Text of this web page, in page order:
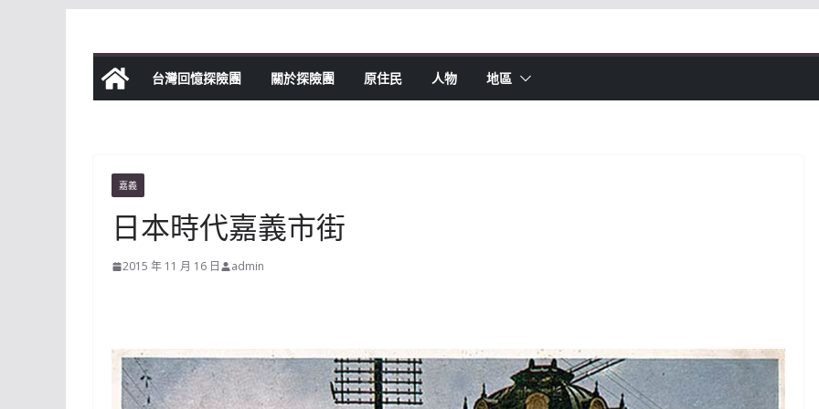
content
台灣回憶探險團 關於探險團 原住民 人物 地區
嘉義
日本時代嘉義市街
2015 年 11 月 16 日 admin